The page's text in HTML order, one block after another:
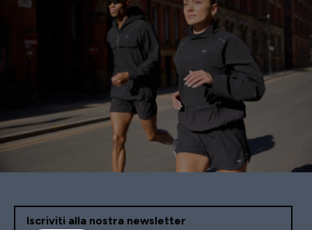
Iscriviti alla nostra newsletter